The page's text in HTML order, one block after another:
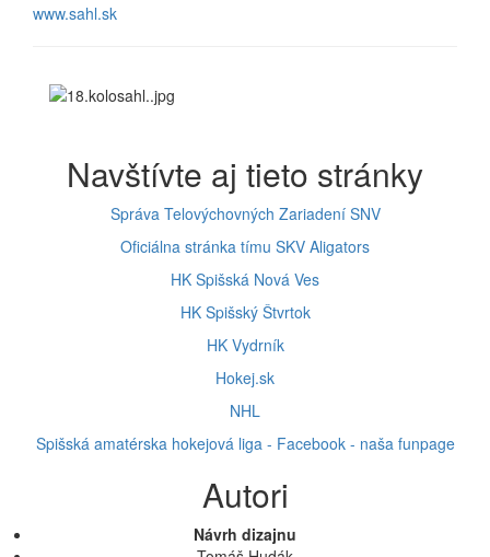
www.sahl.sk
Navštívte aj tieto stránky
Správa Telovýchovných Zariadení SNV
Oficiálna stránka tímu SKV Aligators
HK Spišská Nová Ves
HK Spišský Štvrtok
HK Vydrník
Hokej.sk
NHL
Spišská amatérska hokejová liga - Facebook - naša funpage
Autori
Návrh dizajnu